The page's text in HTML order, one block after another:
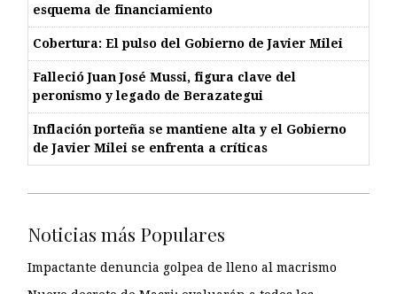
esquema de financiamiento
Cobertura: El pulso del Gobierno de Javier Milei
Falleció Juan José Mussi, figura clave del
peronismo y legado de Berazategui
Inflación porteña se mantiene alta y el Gobierno
de Javier Milei se enfrenta a críticas
Noticias más Populares
Impactante denuncia golpea de lleno al macrismo